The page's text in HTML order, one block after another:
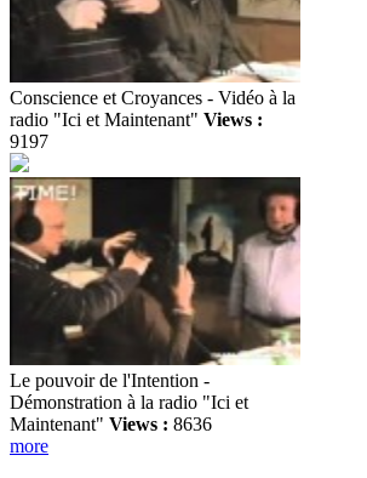
Conscience et Croyances - Vidéo à la
radio "Ici et Maintenant" Views :
9197
Le pouvoir de l'Intention -
Démonstration à la radio "Ici et
Maintenant" Views : 8636
more